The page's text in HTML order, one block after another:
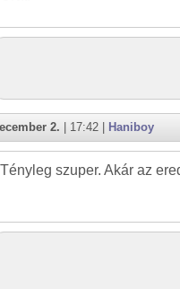
2. | 17:42 | Haniboy
Tényleg szuper. Akár az